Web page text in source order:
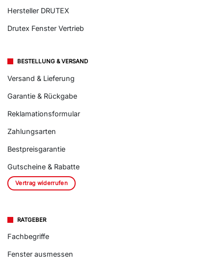
Hersteller DRUTEX
Drutex Fenster Vertrieb
BESTELLUNG & VERSAND
Versand & Lieferung
Garantie & Rückgabe
Reklamationsformular
Zahlungsarten
Bestpreisgarantie
Gutscheine & Rabatte
Vertrag widerrufen
RATGEBER
Fachbegriffe
Fenster ausmessen